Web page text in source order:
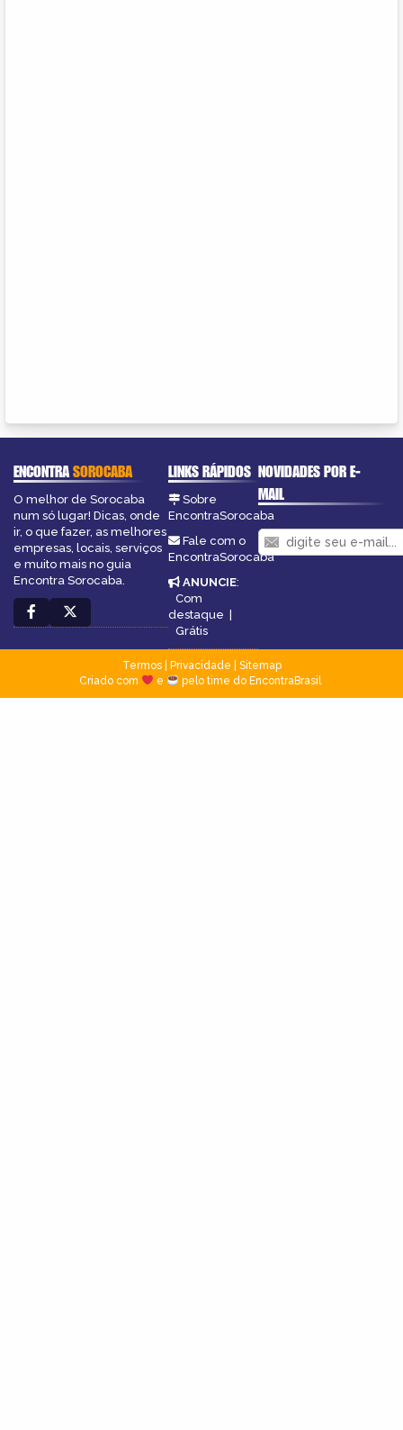
ENCONTRASOROCABA
O melhor de Sorocaba
num só lugar! Dicas, onde
ir, o que fazer, as melhores
empresas, locais, serviços
e muito mais no guia
Encontra Sorocaba.
LINKS RÁPIDOS
Sobre
EncontraSorocaba
Fale com o
EncontraSorocaba
ANUNCIE:
Com
destaque |
Grátis
NOVIDADES POR E-
MAIL
Termos| Privacidade
Sitemap
Criado com
e pelo time do EncontraBrasil